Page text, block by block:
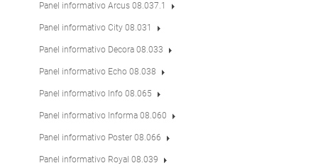
Panel informativo Arcus 08.037.1
Panel informativo City 08.031
Panel informativo Decora 08.033
Panel informativo Echo 08.038
Panel informativo Info 08.065
Panel informativo Informa 08.060
Panel informativo Poster 08.066
Panel informativo Royal 08.039